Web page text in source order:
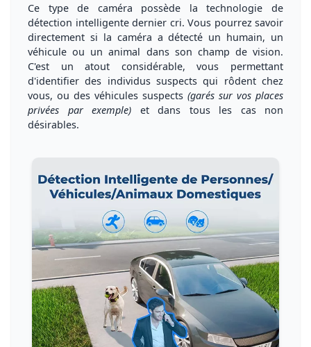
Ce type de caméra possède la technologie de
détection intelligentedernier cri. Vous pourrez savoir
directement si la caméra a détecté un humain, un
véhicule ou un animal dans son champ de vision.
C'est unatout considérable, vous permettant
d'identifier des individus suspects qui rôdent chez
vous, ou des véhicules suspects (garés sur vos places
privées par exemple) et dans tous les cas non
désirables.